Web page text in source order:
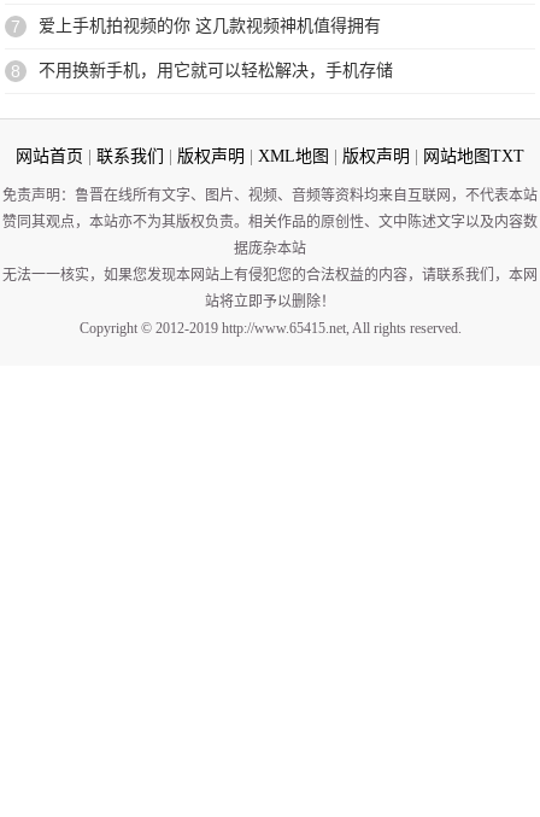
7 爱上手机拍视频的你 这几款视频神机值得拥有
8 不用换新手机，用它就可以轻松解决，手机存储
网站首页 联系我们 版权声明 XML地图 版权声明 网站地图TXT
免责声明：鲁晋在线所有文字、图片、视频、音频等资料均来自互联网，不代表本站
赞同其观点，本站亦不为其版权负责。相关作品的原创性、文中陈述文字以及内容数
据庞杂本站
无法一一核实，如果您发现本网站上有侵犯您的合法权益的内容，请联系我们，本网
站将立即予以删除！
Copyright © 2012-2019 http://www.65415.net, All rights reserved.